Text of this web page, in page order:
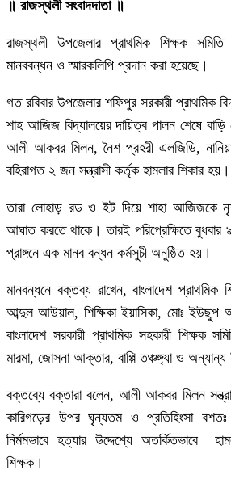
॥ রাজস্থলী সংবাদদাতা ॥
রাজস্থলী উপজেলার প্রাথমিক শিক্ষক
মানববন্ধন ও স্মারকলিপি প্রদান করা হয়েছে।
গত রবিবার উপজেলার শফিপুর সরকারী প্রাথমিক
শাহ আজিজ বিদ্যালয়ের দায়িত্ব পালন শেষে বাড়ি
আলী আকবর মিলন, নৈশ প্রহরী এলজিডি,
বহিরাগত ২ জন সন্ত্রাসী কর্তৃক হামলার শিকার হয়।
তারা লোহাড় রড ও ইট দিয়ে শাহা আজিজকে
আঘাত করতে থাকে। তারই পরিপ্রেক্ষিতে
প্রাঙ্গনে এক মানব বন্ধন কর্মসুচী অনুষ্ঠিত হয়।
মানবন্ধনে বক্তব্য রাখেন, বাংলাদেশ প্রাথমিক
আব্দুল আউয়াল, শিক্ষিকা ইয়াসিকা, মোঃ ইউছুপ
বাংলাদেশ সরকারী প্রাথমিক সহকারী শিক্ষক
মারমা, জোসনা আক্তার, বাপ্পি তঞ্চঙ্গ্যা ও অন্যান্য
বক্তব্যে বক্তারা বলেন, আলী আকবর মিলন
কারিগড়ের উপর ঘৃন্যতম ও প্রতিহিংসা বশতঃ
নির্মমভাবে হত্যার উদ্দেশ্যে অতর্কিতভাবে
শিক্ষক।